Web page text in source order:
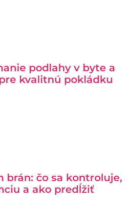
podlahy v byte a
kvalitnú pokládku
brán: čo sa kontroluje,
a ako predĺžiť